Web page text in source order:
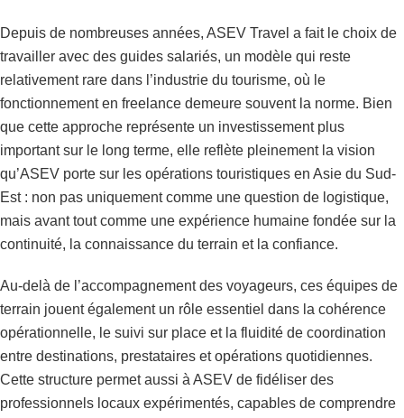
Depuis de nombreuses années, ASEV Travel a fait le choix de
travailler avec des guides salariés, un modèle qui reste
relativement rare dans l’industrie du tourisme, où le
fonctionnement en freelance demeure souvent la norme. Bien
que cette approche représente un investissement plus
important sur le long terme, elle reflète pleinement la vision
qu’ASEV porte sur les opérations touristiques en Asie du Sud-
Est : non pas uniquement comme une question de logistique,
mais avant tout comme une expérience humaine fondée sur la
continuité, la connaissance du terrain et la confiance.
Au-delà de l’accompagnement des voyageurs, ces équipes de
terrain jouent également un rôle essentiel dans la cohérence
opérationnelle, le suivi sur place et la fluidité de coordination
entre destinations, prestataires et opérations quotidiennes.
Cette structure permet aussi à ASEV de fidéliser des
professionnels locaux expérimentés, capables de comprendre